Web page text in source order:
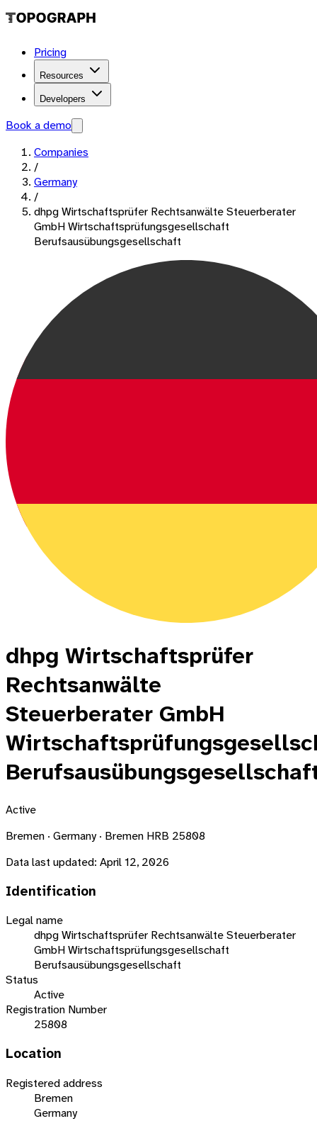
Pricing
Resources
Developers
Book a demo
Companies
/
Germany
/
dhpg Wirtschaftsprüfer Rechtsanwälte Steuerberater
GmbH Wirtschaftsprüfungsgesellschaft
Berufsausübungsgesellschaft
dhpg Wirtschaftsprüfer
Rechtsanwälte
Steuerberater GmbH
Active
Bremen · Germany · Bremen HRB 25808
Data last updated: April 12, 2026
Identification
Legal name
dhpg Wirtschaftsprüfer Rechtsanwälte Steuerberater
GmbH Wirtschaftsprüfungsgesellschaft
Berufsausübungsgesellschaft
Status
Active
Registration Number
25808
Location
Registered address
Bremen
Germany